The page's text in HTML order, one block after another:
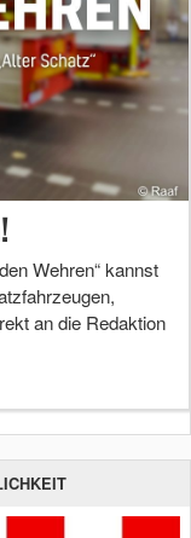
Wehren“ kannst
an die Redaktion